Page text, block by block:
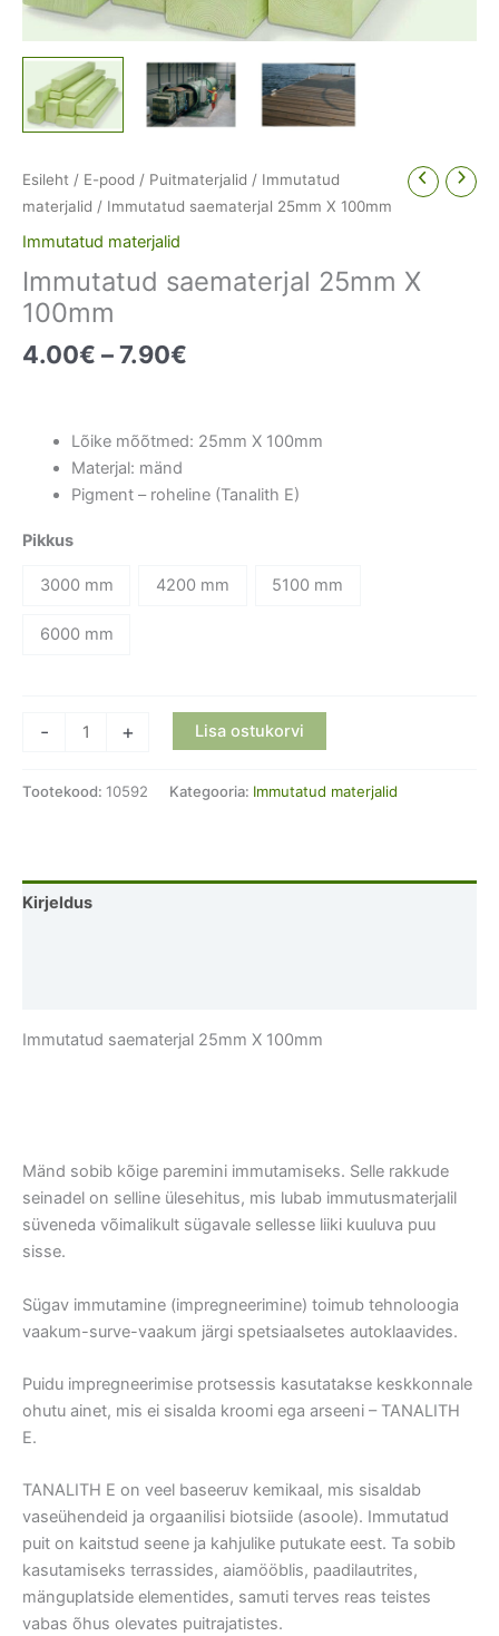
Esileht / E-pood / Puitmaterjalid / Immutatud
materjalid / Immutatud saematerjal 25mm X 100mm
Immutatud materjalid
Immutatud saematerjal 25mm X
100mm
4.00€ –7.90€
through
Lõike mõõtmed: 25mm X 100mm
Materjal: mänd
Pigment – roheline (Tanalith E)
Pikkus
3000 mm 4200 mm 5100 mm
6000 mm
-
Immutatud
+ Lisa ostukorvi
Tootekood: 10592 Kategooria: Immutatud materjalid
Kirjeldus
Immutatud saematerjal 25mm X 100mm
Mänd sobib kõige paremini immutamiseks. Selle rakkude
seinadel on selline ülesehitus, mis lubab immutusmaterjalil
süveneda võimalikult sügavale sellesse liiki kuuluva puu
sisse.
Sügav immutamine (impregneerimine) toimub tehnoloogia
vaakum-surve-vaakum järgi spetsiaalsetes autoklaavides.
Puidu impregneerimise protsessis kasutatakse keskkonnale
ohutu ainet, mis ei sisalda kroomi ega arseeni – TANALITH
E.
TANALITH E on veel baseeruv kemikaal, mis sisaldab
vaseühendeid ja orgaanilisi biotsiide (asoole). Immutatud
puit on kaitstud seene ja kahjulike putukate eest. Ta sobib
kasutamiseks terrassides, aiamööblis, paadilautrites,
mänguplatside elementides, samuti terves reas teistes
vabas õhus olevates puitrajatistes.